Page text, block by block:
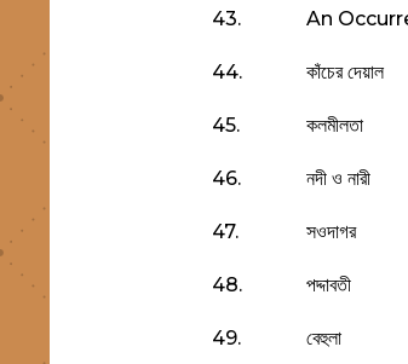
43. An
44. কাঁচের দেয়াল
45. কলমীলতা
46. নদী ও নারী
47. সওদাগর
48. পদ্দাবতী
49. বেহুলা